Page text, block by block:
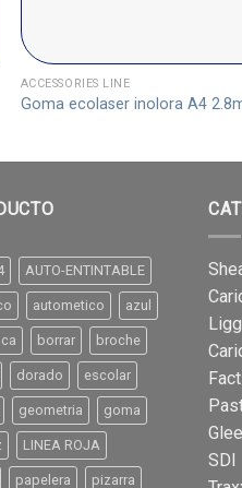
ACCESSORIES LINE
Goma ecolaser inolora A4
AUTO-ENTINTABLE
autometico azul
borrar broche
dorado escolar
geometria goma
LINEA ROJA
papelera pizarra
SDI